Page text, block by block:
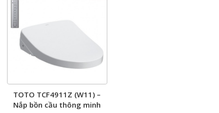
TOTO TCF4911Z (W11) –
Nắp bồn cầu thông minh